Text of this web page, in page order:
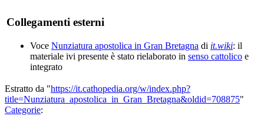
Collegamenti esterni
Voce Nunziatura apostolica in Gran Bretagna di it.wiki: il
materiale ivi presente è stato rielaborato in senso cattolico e
integrato
Estratto da "https://it.cathopedia.org/w/index.php?
title=Nunziatura_apostolica_in_Gran_Bretagna&oldid=708875"
Categorie: